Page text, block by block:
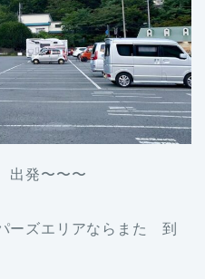
出発〜〜〜
ーズエリアならまた 到